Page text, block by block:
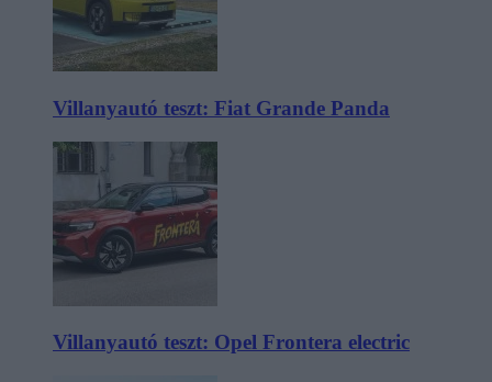
Villanyautó teszt: Fiat Grande Panda
Villanyautó teszt: Opel Frontera electric